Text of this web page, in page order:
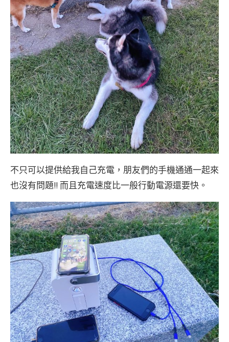
不只可以提供給我自己充電，朋友們的手機通通一起來
也沒有問題!! 而且充電速度比一般行動電源還要快。